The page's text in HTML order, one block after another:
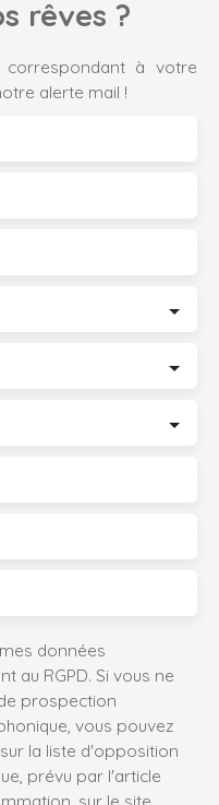
rêves ?
correspondant à votre
alerte mail !
données
au RGPD. Si vous ne
prospection
vous pouvez
la liste d'opposition
prévu par l'article